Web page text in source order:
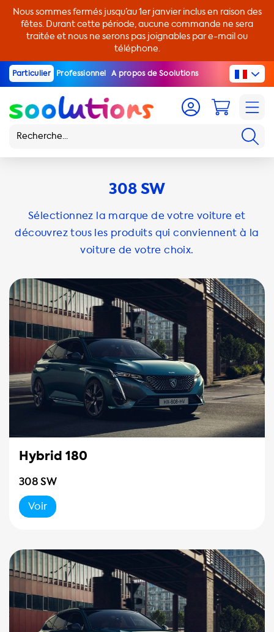
Nous sommes fermés jusqu’au 1er janvier inclus en raison des
fêtes. Durant cette période, aucune commande ne sera
traitée et nous ne serons pas joignables par e-mail ou
téléphone.
Particulier Professionnel A propos de Soolutions
308 SW
Sélectionnez la marque de votre voiture et
découvrez tous les produits qui conviennent à la
voiture de votre choix.
Hybrid 180
308 SW
Voir